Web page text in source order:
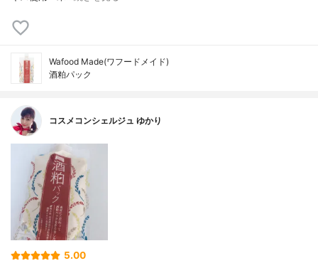
Wafood Made(ワフードメイド)
酒粕パック
コスメコンシェルジュ ゆかり
5.00